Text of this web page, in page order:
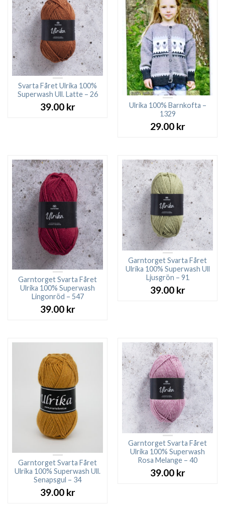
Svarta Fåret Ulrika 100%
Superwash Ull. Latte – 26
39.00 kr
Ulrika 100% Barnkofta –
1329
29.00 kr
Garntorget Svarta Fåret
Ulrika 100% Superwash
Lingonröd – 547
39.00 kr
Garntorget Svarta Fåret
Ulrika 100% Superwash Ull
Ljusgrön – 91
39.00 kr
Garntorget Svarta Fåret
Ulrika 100% Superwash Ull.
Senapsgul – 34
39.00 kr
Garntorget Svarta Fåret
Ulrika 100% Superwash
Rosa Melange – 40
39.00 kr